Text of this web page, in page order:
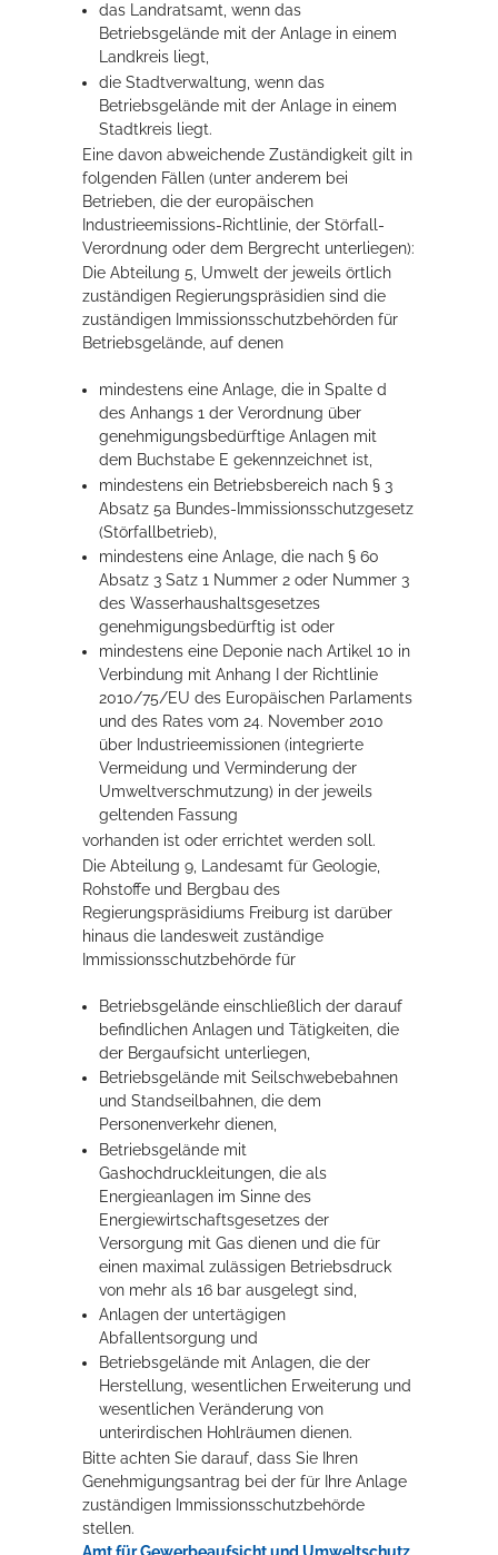
das Landratsamt, wenn das
Betriebsgelände mit der Anlage in einem
Landkreis liegt,
die Stadtverwaltung, wenn das
Betriebsgelände mit der Anlage in einem
Stadtkreis liegt.
Eine davon abweichende Zuständigkeit gilt in
folgenden Fällen (unter anderem bei
Betrieben, die der europäischen
Industrieemissions-Richtlinie, der Störfall-
Verordnung oder dem Bergrecht unterliegen):
Die Abteilung 5, Umwelt der jeweils örtlich
zuständigen Regierungspräsidien sind die
zuständigen Immissionsschutzbehörden für
Betriebsgelände, auf denen
mindestens eine Anlage, die in Spalte d
des Anhangs 1 der Verordnung über
genehmigungsbedürftige Anlagen mit
dem Buchstabe E gekennzeichnet ist,
mindestens ein Betriebsbereich nach § 3
Absatz 5a Bundes-Immissionsschutzgesetz
(Störfallbetrieb),
mindestens eine Anlage, die nach § 60
Absatz 3 Satz 1 Nummer 2 oder Nummer 3
des Wasserhaushaltsgesetzes
genehmigungsbedürftig ist oder
mindestens eine Deponie nach Artikel 10 in
Verbindung mit Anhang I der Richtlinie
2010/75/EU des Europäischen Parlaments
und des Rates vom 24. November 2010
über Industrieemissionen (integrierte
Vermeidung und Verminderung der
Umweltverschmutzung) in der jeweils
geltenden Fassung
vorhanden ist oder errichtet werden soll.
Die Abteilung 9, Landesamt für Geologie,
Rohstoffe und Bergbau des
Regierungspräsidiums Freiburg ist darüber
hinaus die landesweit zuständige
Immissionsschutzbehörde für
Betriebsgelände einschließlich der darauf
befindlichen Anlagen und Tätigkeiten, die
der Bergaufsicht unterliegen,
Betriebsgelände mit Seilschwebebahnen
und Standseilbahnen, die dem
Personenverkehr dienen,
Betriebsgelände mit
Gashochdruckleitungen, die als
Energieanlagen im Sinne des
Energiewirtschaftsgesetzes der
Versorgung mit Gas dienen und die für
einen maximal zulässigen Betriebsdruck
von mehr als 16 bar ausgelegt sind,
Anlagen der untertägigen
Abfallentsorgung und
Betriebsgelände mit Anlagen, die der
Herstellung, wesentlichen Erweiterung und
wesentlichen Veränderung von
unterirdischen Hohlräumen dienen.
Bitte achten Sie darauf, dass Sie Ihren
Genehmigungsantrag bei der für Ihre Anlage
zuständigen Immissionsschutzbehörde
stellen.
Amt für Gewerbeaufsicht und Umweltschutz